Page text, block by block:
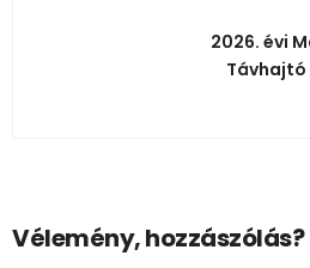
2026. évi
Vélemény, hozzászólás?